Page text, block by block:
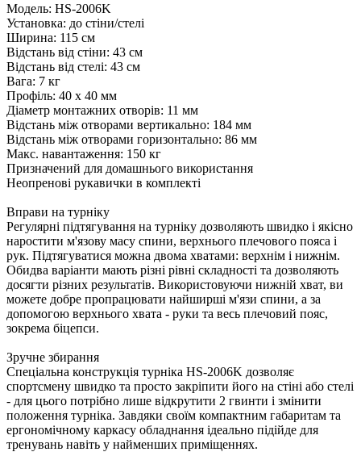
Модель: HS-2006K
Установка: до стіни/стелі
Ширина: 115 см
Відстань від стіни: 43 см
Відстань від стелі: 43 см
Вага: 7 кг
Профіль: 40 х 40 мм
Діаметр монтажних отворів: 11 мм
Відстань між отворами вертикально: 184 мм
Відстань між отворами горизонтально: 86 мм
Макс. навантаження: 150 кг
Призначений для домашнього використання
Неопренові рукавички в комплекті
Вправи на турніку
Регулярні підтягування на турніку дозволяють швидко і якісно
наростити м'язову масу спини, верхнього плечового пояса і
рук. Підтягуватися можна двома хватами: верхнім і нижнім.
Обидва варіанти мають різні рівні складності та дозволяють
досягти різних результатів. Використовуючи нижній хват, ви
можете добре пропрацювати найширші м'язи спини, а за
допомогою верхнього хвата - руки та весь плечовий пояс,
зокрема біцепси.
Зручне збирання
Спеціальна конструкція турніка HS-2006K дозволяє
спортсмену швидко та просто закріпити його на стіні або стелі
- для цього потрібно лише відкрутити 2 гвинти і змінити
положення турніка. Завдяки своїм компактним габаритам та
ергономічному каркасу обладнання ідеально підійде для
тренувань навіть у найменших приміщеннях.